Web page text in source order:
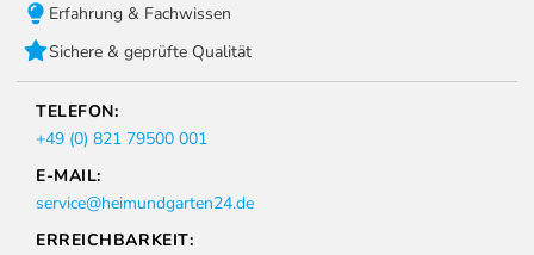
Erfahrung & Fachwissen
Sichere & geprüfte Qualität
TELEFON:
+49 (0) 821 79500 001
E-MAIL:
service@heimundgarten24.de
ERREICHBARKEIT: